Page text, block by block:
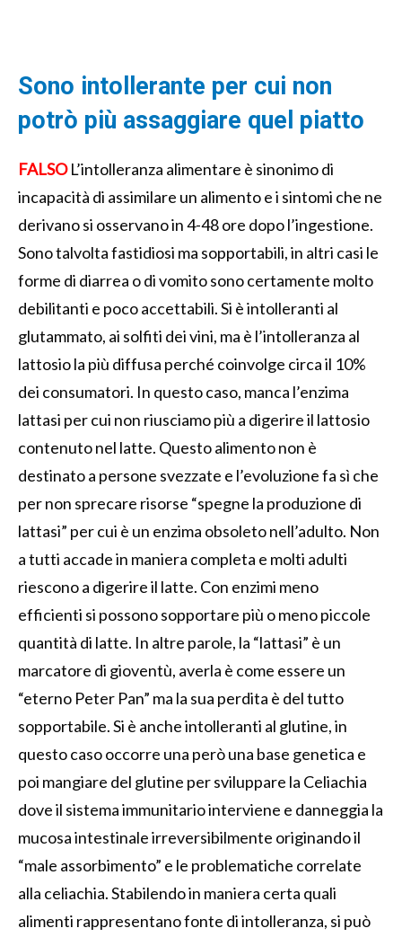
Sono intollerante per cui non
potrò più assaggiare quel piatto
FALSOL’intolleranza alimentare è sinonimo di
incapacità di assimilare un alimento e i sintomi che ne
derivano si osservano in 4-48 ore dopo l’ingestione.
Sono talvolta fastidiosi ma sopportabili, in altri casi le
forme di diarrea o di vomito sono certamente molto
debilitanti e poco accettabili. Si è intolleranti al
glutammato, ai solfiti dei vini, ma è l’intolleranza al
lattosio la più diffusa perché coinvolge circa il 10%
dei consumatori. In questo caso, manca l’enzima
lattasi per cui non riusciamo più a digerire il lattosio
contenuto nel latte. Questo alimento non è
destinato a persone svezzate e l’evoluzione fa sì che
per non sprecare risorse “spegne la produzione di
lattasi” per cui è un enzima obsoleto nell’adulto. Non
a tutti accade in maniera completa e molti adulti
riescono a digerire il latte. Con enzimi meno
efficienti si possono sopportare più o meno piccole
quantità di latte. In altre parole, la “lattasi” è un
marcatore di gioventù, averla è come essere un
“eterno Peter Pan” ma la sua perdita è del tutto
sopportabile. Si è anche intolleranti al glutine, in
questo caso occorre una però una base genetica e
poi mangiare del glutine per sviluppare la Celiachia
dove il sistema immunitario interviene e danneggia la
mucosa intestinale irreversibilmente originando il
“male assorbimento” e le problematiche correlate
alla celiachia. Stabilendo in maniera certa quali
alimenti rappresentano fonte di intolleranza, si può